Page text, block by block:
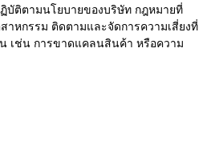
บัติตามนโยบายของบริษัท กฎหมายที่
าหกรรม ติดตามและจัดการความเสี่ยงที่
เช่น การขาดแคลนสินค้า หรือความ